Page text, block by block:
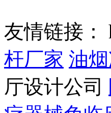
友情链接：
杆厂家 油
厅设计公司